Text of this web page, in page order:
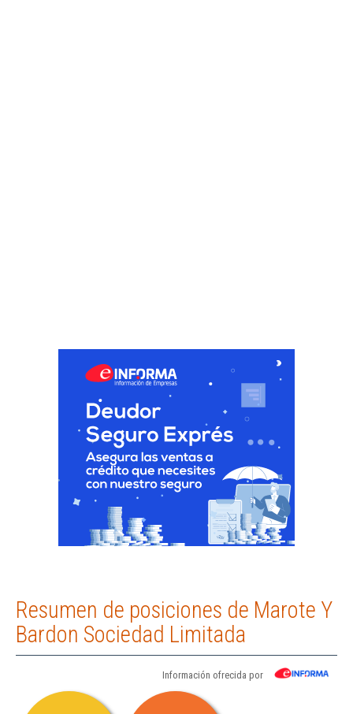
Resumen de posiciones de Marote Y
Bardon Sociedad Limitada
Información ofrecida por